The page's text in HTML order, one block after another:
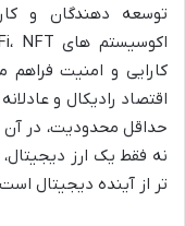
توسعه دهندگان و
کارایی و امنیت فراهم
اقتصاد رادیکال و
نه فقط یک ارز
تر از آینده دیجیتال